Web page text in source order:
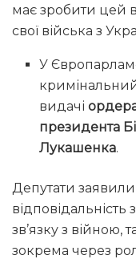
має зробити цей
свої війська з
У
видачі
президента
Лукашенка.
Депутати
відповідальність
зв’язку з війною,
зокрема через